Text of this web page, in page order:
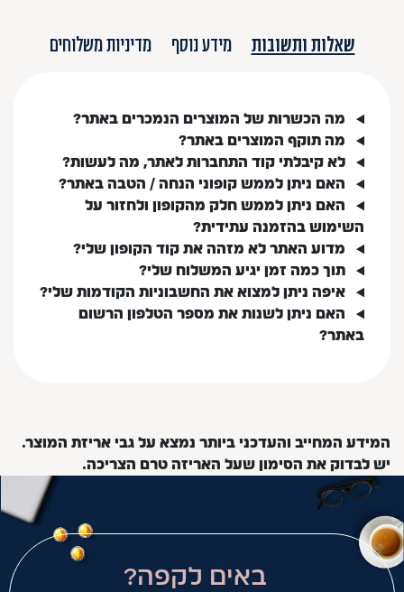
שאלות ותשובות מידע נוסף מדיניות משלוחים
מה הכשרות של המוצרים הנמכרים באתר?
מה תוקף המוצרים באתר?
לא קיבלתי קוד התחברות לאתר, מה לעשות?
האם ניתן לממש קופוני הנחה / הטבה באתר?
האם ניתן לממש חלק מהקופון ולחזור על
השימוש בהזמנה עתידית?
מדוע האתר לא מזהה את קוד הקופון שלי?
תוך כמה זמן יגיע המשלוח שלי?
איפה ניתן למצוא את החשבוניות הקודמות שלי?
האם ניתן לשנות את מספר הטלפון הרשום
באתר?
המידע המחייב והעדכני ביותר נמצא על גבי אריזת המוצר.
יש לבדוק את הסימון שעל האריזה טרם הצריכה.
באים לקפה?